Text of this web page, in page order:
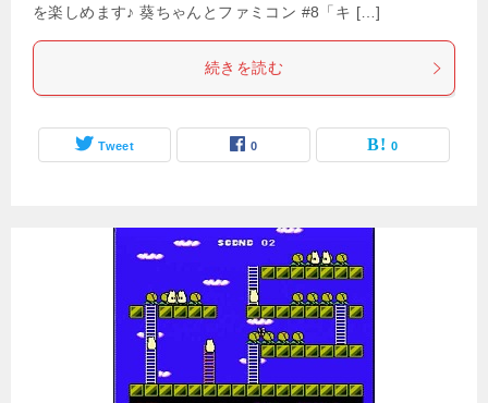
を楽しめます♪ 葵ちゃんとファミコン #8「キ […]
続きを読む
Tweet 0 0